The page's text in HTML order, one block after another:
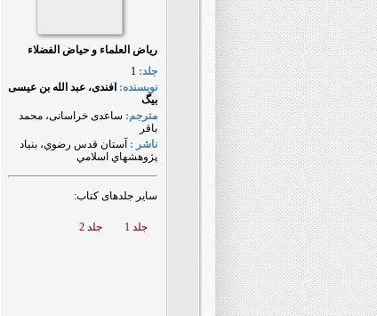
ریاض العلماء و حیاض الفضلاء
جلد: 1
نويسنده: افندی، عبد الله بن عیسی
بیگ
مترجم: ساعدی خراسانی، محمد
باقر
ناشر : آستان قدس رضوي، بنياد
پژوهشهاي اسلامي
سایر جلدهای کتاب:
جلد 1 جلد 2